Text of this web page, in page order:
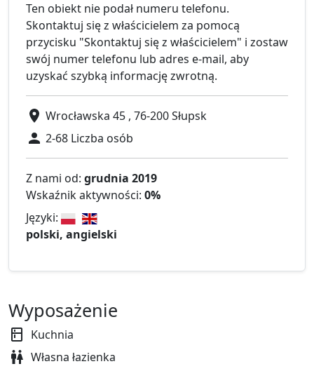
Ten obiekt nie podał numeru telefonu.
Skontaktuj się z właścicielem za pomocą
przycisku "Skontaktuj się z właścicielem" i zostaw
swój numer telefonu lub adres e-mail, aby
uzyskać szybką informację zwrotną.
Wrocławska 45 , 76-200 Słupsk
2-68 Liczba osób
Z nami od: grudnia 2019
Wskaźnik aktywności: 0%
Języki:
polski, angielski
Wyposażenie
Kuchnia
Własna łazienka